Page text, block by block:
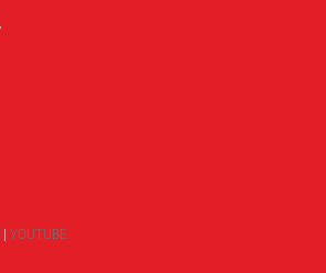
YOUTUBE